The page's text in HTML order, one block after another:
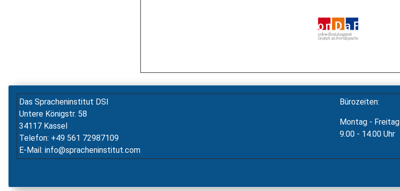
Das Spracheninstitut DSI
Untere Königstr. 58
34117 Kassel
Telefon: +49 561 72987109
E-Mail: info@spracheninstitut.com
Bürozeiten:
Montag - Freitag
9.00 - 14.00 Uhr